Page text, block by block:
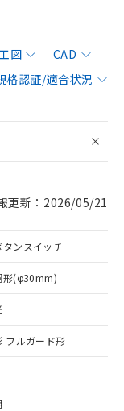
図
CAD
格認証/適合状況
更新：2026/05/21
タンスイッチ
形(φ30mm)
フルガード形